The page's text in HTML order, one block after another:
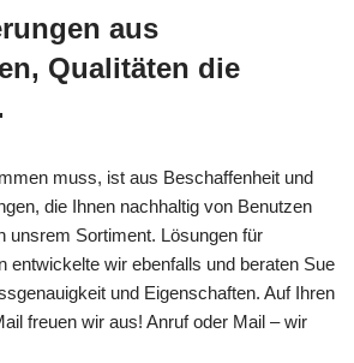
aus
Qualitäten die
muss, ist aus Beschaffenheit und
die Ihnen nachhaltig von Benutzen
unsrem Sortiment. Lösungen für
entwickelte wir ebenfalls und beraten Sue
und Eigenschaften. Auf Ihren
freuen wir aus! Anruf oder Mail – wir